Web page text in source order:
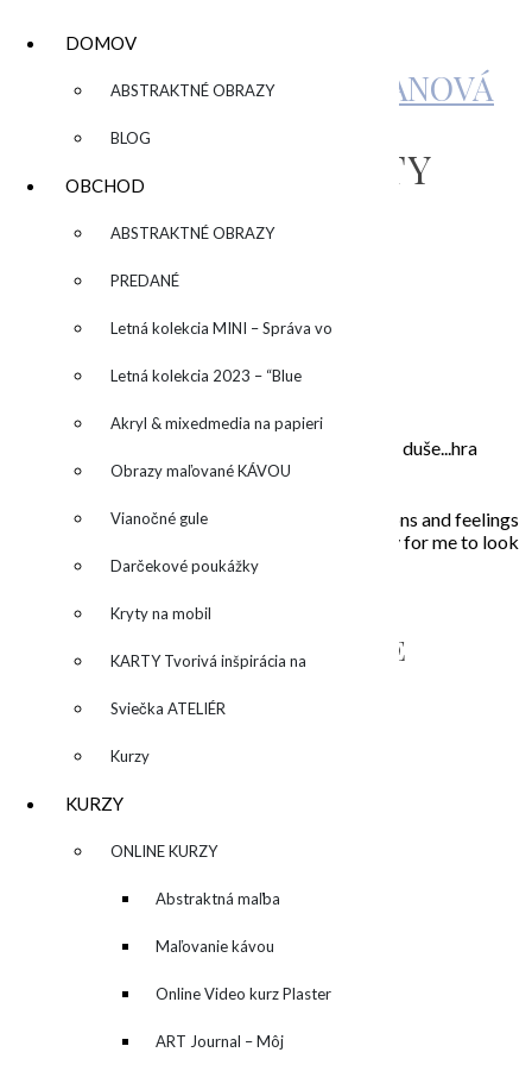
DOMOV
▼ ABSTRAKTNÉ OBRAZY
BLOG
OBCHOD
▼ ABSTRAKTNÉ OBRAZY
PREDANÉ
Letná kolekcia MINI – Správa vo
fľaši
Letná kolekcia 2023 – “Blue
SUN” – “Modré slnko”
Akryl & mixedmedia na papieri
Obrazy maľované KÁVOU
Vianočné gule
Darčekové poukážky
Kryty na mobil
KARTY Tvorivá inšpirácia na
každý deň
Sviečka ATELIÉR
Kurzy
KURZY
▼ ONLINE KURZY
▼ Abstraktná maľba
akrylom (Mixed Media)
Maľovanie kávou
Online Video kurz Plaster
ART
ART Journal – Môj
KATARÍNA SUJOVÁ KALMANOVÁ
SNOWWHITEBEAUTY
byadminLeave a Comment
O MNE – ABOUT ME
Moje maľovanie je intuitívne, sú to príbehy mojej duše...hra
farieb a ich nekonečných kombinácií na plátne.
In my paintings I try to capture everyday situations and feelings
that touched my soul. Painting is the opportunity for me to look
inside, to unleash what is behind the story…
NAPÍŠTE MI – CONTACT ME